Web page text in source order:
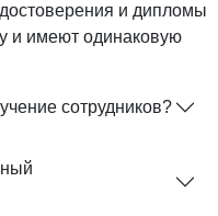
и дипломы
и имеют одинаковую
сотрудников?